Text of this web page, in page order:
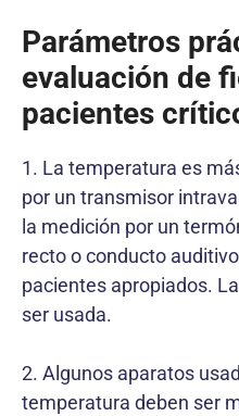
Parámetros
evaluación de
pacientes
1. La temperatura es
por un transmisor
la medición por un
recto o conducto
pacientes apropiados.
ser usada.
2. Algunos aparatos
temperatura deben ser